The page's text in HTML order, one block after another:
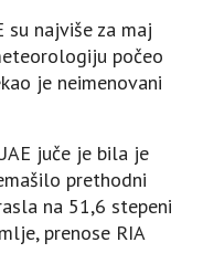
su najviše za maj
počeo
je neimenovani
juče je bila je
prethodni
na 51,6 stepeni
prenose RIA